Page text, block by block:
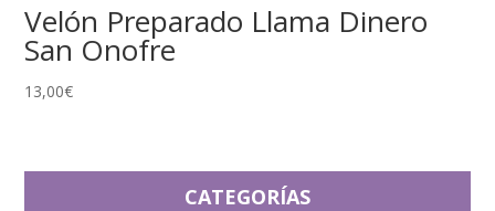
Velón Preparado Llama Dinero
San Onofre
13,00€
CATEGORÍAS